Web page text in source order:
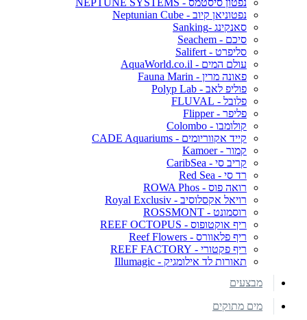
נפטוניאן קיוב - Neptunian Cube
סאנקינג -Sanking
סיכם - Seachem
סליפרט - Salifert
עולם המים - AquaWorld.co.il
פאונה מרין - Fauna Marin
פוליפ לאב - Polyp Lab
פלובל - FLUVAL
פליפר - Flipper
קולומבו - Colombo
קייד אקווריומים - CADE Aquariums
קמור - Kamoer
קריב סי - CaribSea
רד סי - Red Sea
רואה פוס - ROWA Phos
רויאל אקסלוסיב - Royal Exclusiv
רוסמונט - ROSSMONT
ריף אוקטופוס - REEF OCTOPUS
ריף פלאוורס - Reef Flowers
ריף פקטורי - REEF FACTORY
תאורות לד אילומגיק - Illumagic
מבצעים
מים מתוקים